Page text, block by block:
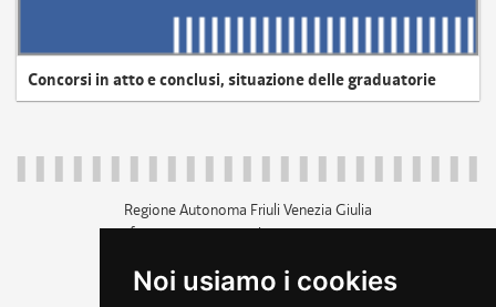
Noi usiamo i cookies
Concorsi in atto e conclusi, situazione delle graduatorie
Regione Autonoma Friuli Venezia Giulia
c.f. 80014930327; p.iva 00526040324
+39 040 3771111